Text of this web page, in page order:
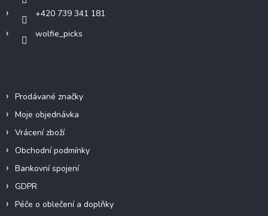
+420 739 341 181
wolfie_picks
Prodávané značky
Moje objednávka
Vrácení zboží
Obchodní podmínky
Bankovní spojení
GDPR
Péče o oblečení a doplňky